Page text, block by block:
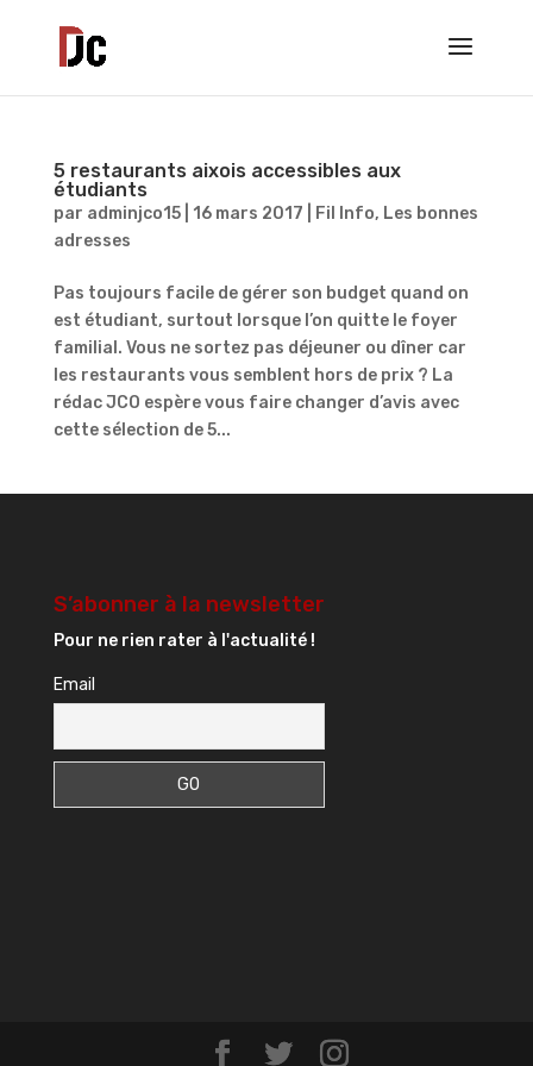
5 restaurants aixois accessibles aux
étudiants
par adminjco15| 16 mars 2017 Fil Info, Les bonnes
adresses
Pas toujours facile de gérer son budget quand on
est étudiant, surtout lorsque l’on quitte le foyer
familial. Vous ne sortez pas déjeuner ou dîner car
les restaurants vous semblent hors de prix ? La
rédac JCO espère vous faire changer d’avis avec
cette sélection de 5...
S’abonner à la newsletter
Pour ne rien rater à l'actualité !
Email